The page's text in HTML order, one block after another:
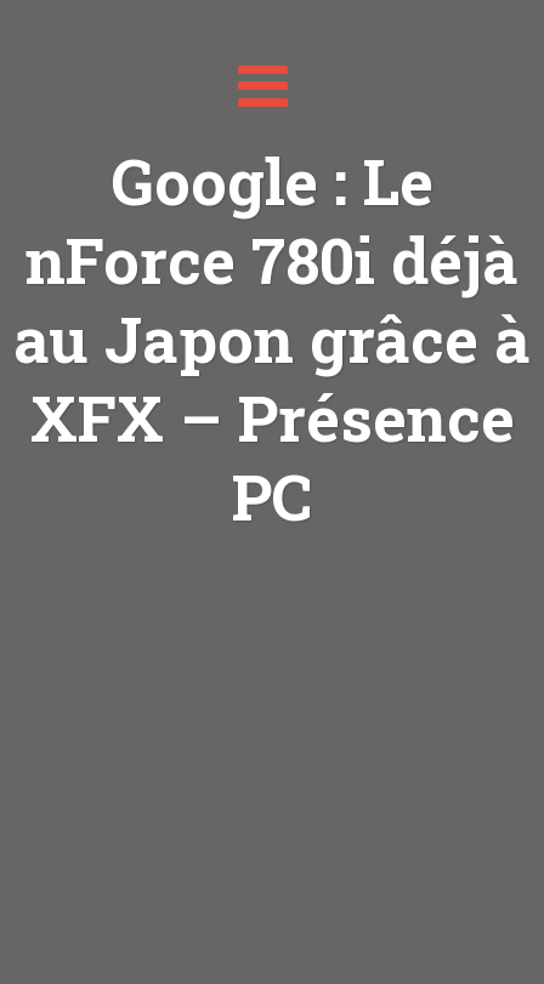
Toggle
navigation
Google : Le
nForce 780i déjà
au Japon grâce à
XFX – Présence
PC